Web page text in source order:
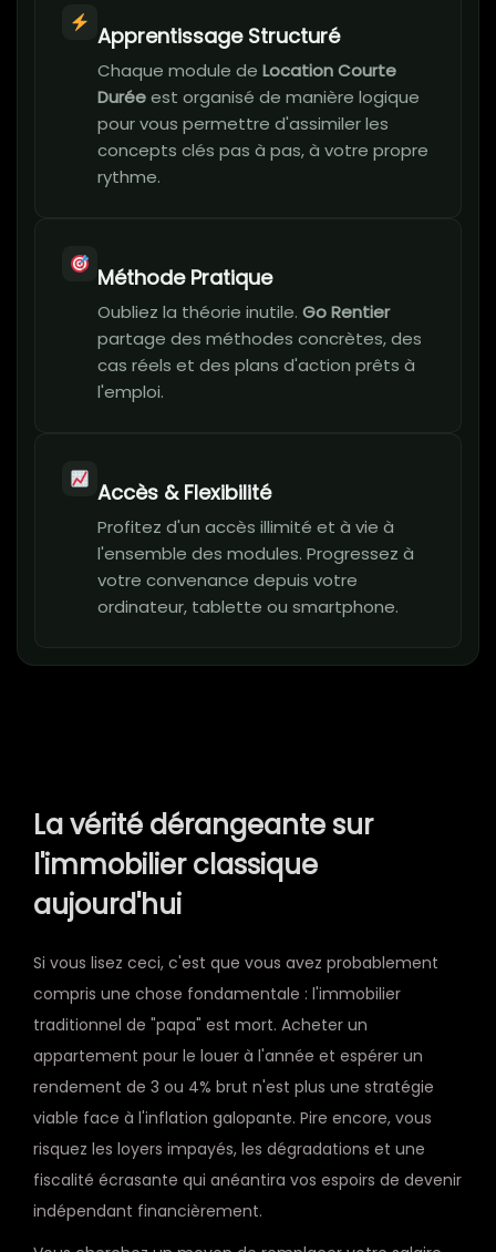
Apprentissage Structuré
Chaque module de Location Courte
Duréeest organisé de manière logique
pour vous permettre d'assimiler les
concepts clés pas à pas, à votre propre
rythme.
Méthode Pratique
Oubliez la théorie inutile. Go Rentier
partage des méthodes concrètes, des
cas réels et des plans d'action prêts à
l'emploi.
Accès & Flexibilité
Profitez d'un accès illimité et à vie à
l'ensemble des modules. Progressez à
votre convenance depuis votre
ordinateur, tablette ou smartphone.
La vérité dérangeante sur
l'immobilier classique
aujourd'hui
Si vous lisez ceci, c'est que vous avez probablement
compris une chose fondamentale : l'immobilier
traditionnel de "papa" est mort. Acheter un
appartement pour le louer à l'année et espérer un
rendement de 3 ou 4% brut n'est plus une stratégie
viable face à l'inflation galopante. Pire encore, vous
risquez les loyers impayés, les dégradations et une
fiscalité écrasante qui anéantira vos espoirs de devenir
indépendant financièrement.